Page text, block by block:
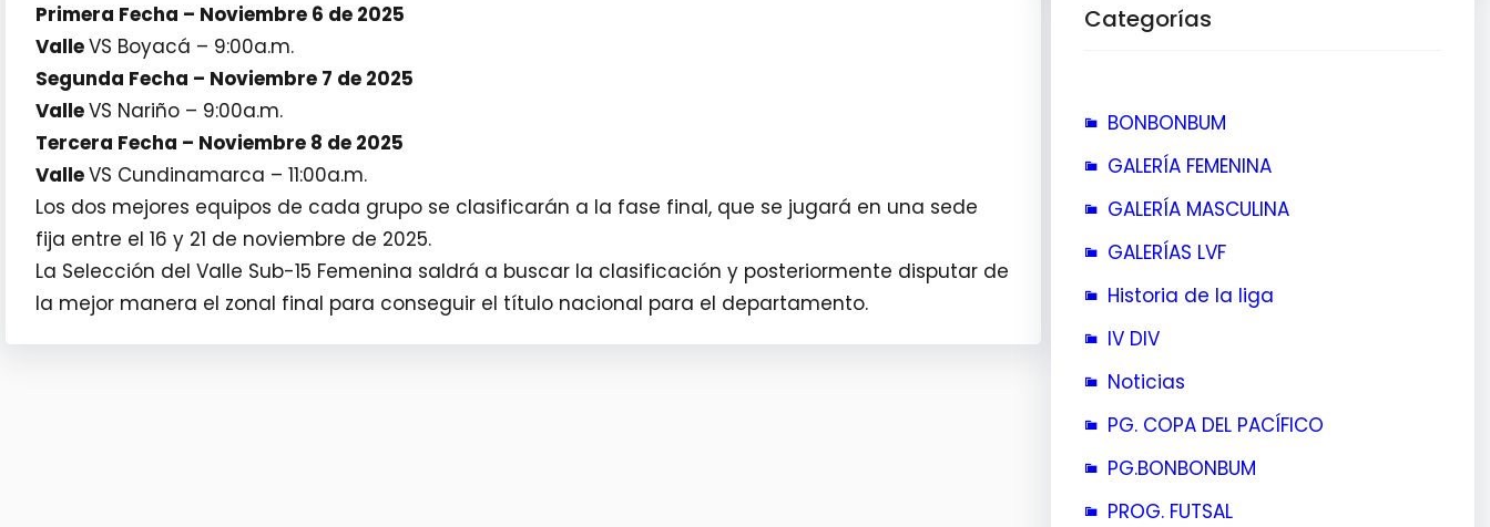
Primera Fecha – Noviembre 6 de 2025
ValleVS Boyacá – 9:00a.m.
Segunda Fecha – Noviembre 7 de 2025
ValleVS Nariño – 9:00a.m.
Tercera Fecha – Noviembre 8 de 2025
ValleVS Cundinamarca – 11:00a.m.
Los dos mejores equipos de cada grupo se clasificarán a la fase final, que se jugará en una sede
fija entre el 16 y 21 de noviembre de 2025.
La Selección del Valle Sub-15 Femenina saldrá a buscar la clasificación y posteriormente disputar de
la mejor manera el zonal final para conseguir el título nacional para el departamento.
Categorías
BONBONBUM
GALERÍA FEMENINA
GALERÍA MASCULINA
GALERÍAS LVF
Historia de la liga
IV DIV
Noticias
PG. COPA DEL PACÍFICO
PG.BONBONBUM
PROG. FUTSAL